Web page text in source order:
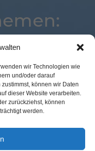
wir Technologien wie
und/oder darauf
können wir Daten
dieser Website verarbeiten.
zurückziehst, können
werden.
Best Retail Cases
Analytics
Advertising
Künstliche Intelligenz